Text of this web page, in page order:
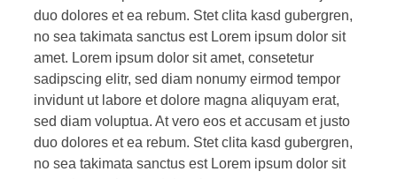
duo dolores et ea rebum. Stet clita kasd gubergren,
no sea takimata sanctus est Lorem ipsum dolor sit
amet. Lorem ipsum dolor sit amet, consetetur
sadipscing elitr, sed diam nonumy eirmod tempor
invidunt ut labore et dolore magna aliquyam erat,
sed diam voluptua. At vero eos et accusam et justo
duo dolores et ea rebum. Stet clita kasd gubergren,
no sea takimata sanctus est Lorem ipsum dolor sit